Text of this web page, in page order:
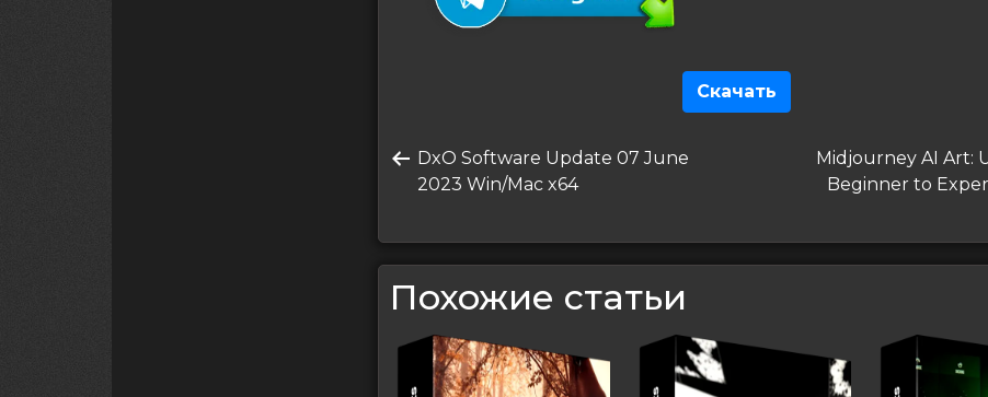
Скачать
поПредыдущая
запись
DxO Software Update 07 June
2023 Win/Mac x64
Следующая
запись
Midjourney AI Art:
Beginner to
Похожие статьи